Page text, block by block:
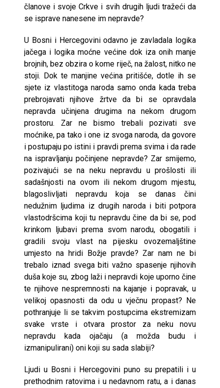
članove i svoje Crkve i svih drugih ljudi tražeći da
se isprave nanesene im nepravde?
U Bosni i Hercegovini odavno je zavladala logika
jačega i logika moćne većine dok iza onih manje
brojnih, bez obzira o kome riječ, na žalost, nitko ne
stoji. Dok te manjine većina pritišće, dotle ih se
sjete iz vlastitoga naroda samo onda kada treba
prebrojavati njihove žrtve da bi se opravdala
nepravda učinjena drugima na nekom drugom
prostoru. Zar ne bismo trebali pozivati sve
moćnike, pa tako i one iz svoga naroda, da govore
i postupaju po istini i pravdi prema svima i da rade
na ispravljanju počinjene nepravde? Zar smijemo,
pozivajući se na neku nepravdu u prošlosti ili
sadašnjosti na ovom ili nekom drugom mjestu,
blagoslivljati nepravdu koja se danas čini
nedužnim ljudima iz drugih naroda i biti potpora
vlastodršcima koji tu nepravdu čine da bi se, pod
krinkom ljubavi prema svom narodu, obogatili i
gradili svoju vlast na pijesku ovozemaljštine
umjesto na hridi Božje pravde? Zar nam ne bi
trebalo iznad svega biti važno spasenje njihovih
duša koje su, zbog laži i nepravdi koje uporno čine
te njihove nespremnosti na kajanje i popravak, u
velikoj opasnosti da odu u vječnu propast? Ne
pothranjuje li se takvim postupcima ekstremizam
svake vrste i otvara prostor za neku novu
nepravdu kada ojačaju (a možda budu i
izmanipulirani) oni koji su sada slabiji?
Ljudi u Bosni i Hercegovini puno su prepatili i u
prethodnim ratovima i u nedavnom ratu, a i danas